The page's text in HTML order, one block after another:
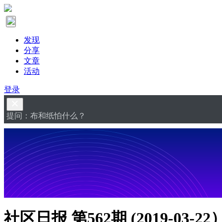
发现
分享
文章
活动
登录
提问：布和纸怕什么？
社区日报 第562期 (2019-03-22